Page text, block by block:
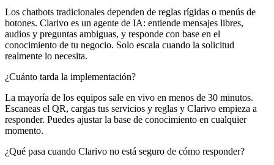
Los chatbots tradicionales dependen de reglas rígidas o menús de
botones. Clarivo es un agente de IA: entiende mensajes libres,
audios y preguntas ambiguas, y responde con base en el
conocimiento de tu negocio. Solo escala cuando la solicitud
realmente lo necesita.
¿Cuánto tarda la implementación?
La mayoría de los equipos sale en vivo en menos de 30 minutos.
Escaneas el QR, cargas tus servicios y reglas y Clarivo empieza a
responder. Puedes ajustar la base de conocimiento en cualquier
momento.
¿Qué pasa cuando Clarivo no está seguro de cómo responder?